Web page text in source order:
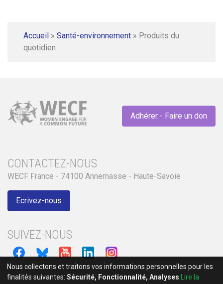
Accueil » Santé-environnement » Produits du
quotidien
Adhérer - Faire un don
CONTACTEZ-NOUS
WECF France - 74100 Annemasse - Haute-Savoie
Ecrivez-nous
SUIVEZ-NOUS
Nous collectons et traitons vos informations personnelles pour les
finalités suivantes: Sécurité, Fonctionnalité, Analyses
Lire la